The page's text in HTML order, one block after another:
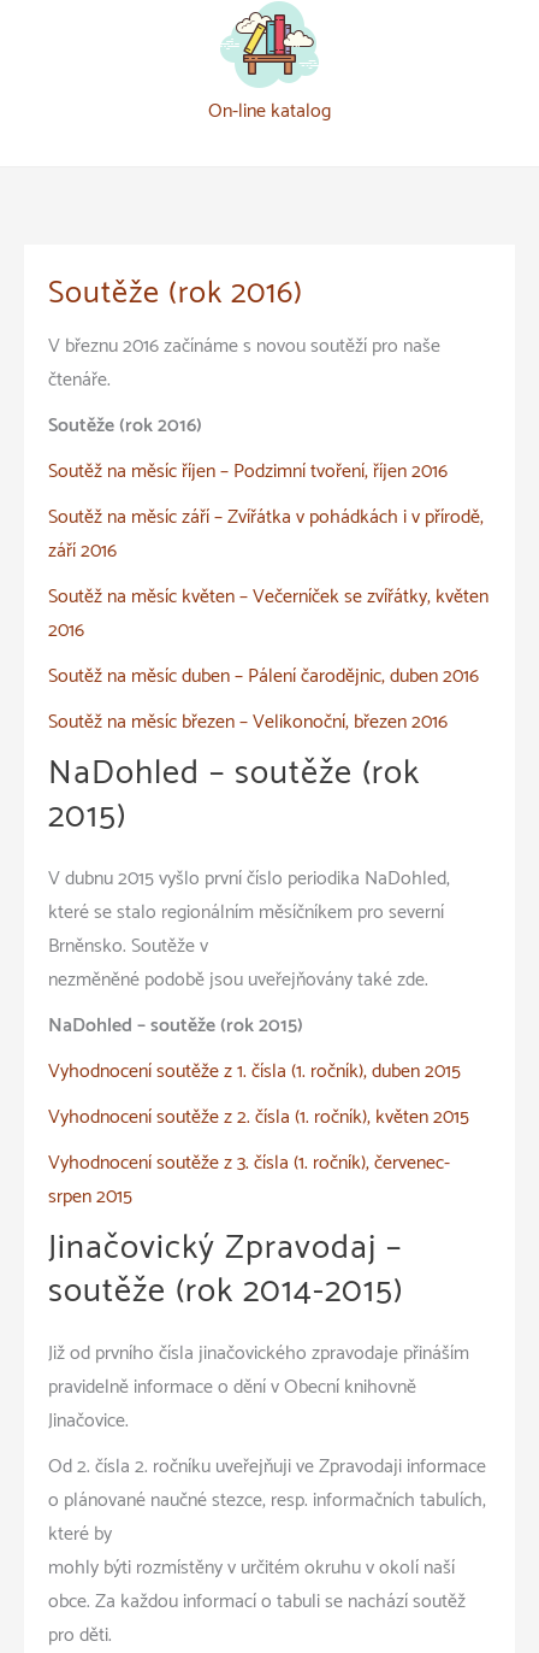
On-line katalog
Soutěže (rok 2016)
V březnu 2016 začínáme s novou soutěží pro naše
čtenáře.
Soutěže (rok 2016)
Soutěž na měsíc říjen – Podzimní tvoření, říjen 2016
Soutěž na měsíc září – Zvířátka v pohádkách i v přírodě,
září 2016
Soutěž na měsíc květen – Večerníček se zvířátky, květen
2016
Soutěž na měsíc duben – Pálení čarodějnic, duben 2016
Soutěž na měsíc březen – Velikonoční, březen 2016
NaDohled – soutěže (rok
2015)
V dubnu 2015 vyšlo první číslo periodika NaDohled,
které se stalo regionálním měsíčníkem pro severní
Brněnsko. Soutěže v
nezměněné podobě jsou uveřejňovány také zde.
NaDohled – soutěže (rok 2015)
Vyhodnocení soutěže z 1. čísla (1. ročník), duben 2015
Vyhodnocení soutěže z 2. čísla (1. ročník), květen 2015
Vyhodnocení soutěže z 3. čísla (1. ročník), červenec-
srpen 2015
Jinačovický Zpravodaj –
soutěže (rok 2014-2015)
Již od prvního čísla jinačovického zpravodaje přináším
pravidelně informace o dění v Obecní knihovně
Jinačovice.
Od 2. čísla 2. ročníku uveřejňuji ve Zpravodaji informace
o plánované naučné stezce, resp. informačních tabulích,
které by
mohly býti rozmístěny v určitém okruhu v okolí naší
obce. Za každou informací o tabuli se nachází soutěž
pro děti.